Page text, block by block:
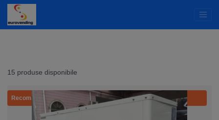
15 produse disponibile
Recomandat